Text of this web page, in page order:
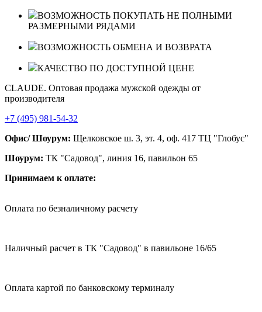
ВОЗМОЖНОСТЬ ПОКУПАТЬ НЕ ПОЛНЫМИ
РАЗМЕРНЫМИ РЯДАМИ
ВОЗМОЖНОСТЬ ОБМЕНА И ВОЗВРАТА
КАЧЕСТВО ПО ДОСТУПНОЙ ЦЕНЕ
CLAUDE. Оптовая продажа мужской одежды от
производителя
+7 (495) 981-54-32
Офис/ Шоурум: Щелковское ш. 3, эт. 4, оф. 417 ТЦ "Глобус"
Шоурум: ТК "Садовод", линия 16, павильон 65
Принимаем к оплате:
Оплата по безналичному расчету
Наличный расчет в ТК "Садовод" в павильоне 16/65
Оплата картой по банковскому терминалу